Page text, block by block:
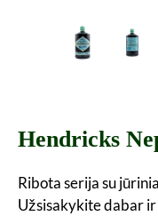
Hendricks
Ribota serija su
Užsisakykite dabar